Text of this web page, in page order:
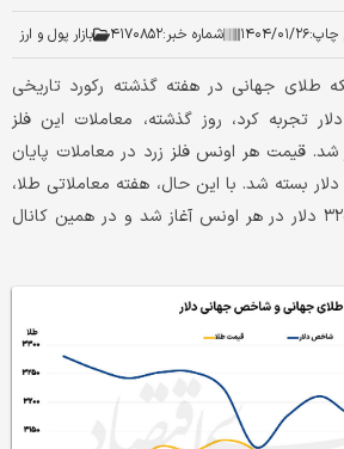
چاپ:۱۴۰۴/۰۱/۲۶ شماره خبر:۴۱۷۰۸۵۲ بازار پول و ارز
طلای جهانی در هفته گذشته رکورد تاریخی
خود را در قیمت ۳۲۴۵ دلار تجربه کرد، روز گذشته، معاملات این فلز
شد. قیمت هر اونس فلز زرد در معاملات پایان
روز جمعه در سطح ۳۲۳۷ دلار بسته شد. با این حال، هفته معاملاتی طلا،
روز گذشته بالای قیمت ۳۲۰۰ دلار در هر اونس آغاز شد و در همین کانال